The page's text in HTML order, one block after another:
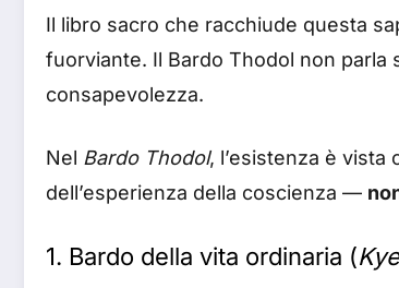
Il libro sacro che racchiude questa
fuorviante. Il Bardo Thodol non parla
consapevolezza.
Nel Bardo Thodol, l’esistenza è vista
dell’esperienza della coscienza —
1. Bardo della vita ordinaria (